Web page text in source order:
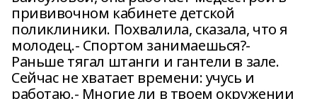
прививочном кабинете детской
поликлиники. Похвалила, сказала, что я
молодец.- Спортом занимаешься?-
Раньше тягал штанги и гантели в зале.
Сейчас не хватает времени: учусь и
работаю.- Многие ли в твоем окружении